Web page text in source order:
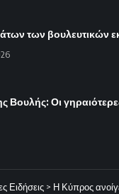
των βουλευτικών
Βουλής: Οι
Ειδήσεις > Η Κύπρος